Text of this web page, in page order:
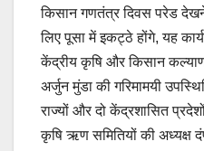
किसान गणतंत्र दिवस परेड
लिए पूसा में इकट्ठे होंगे, यह
केंद्रीय कृषि और किसान
अर्जुन मुंडा की गरिमामयी
राज्यों और दो केंद्रशासित
कृषि ऋण समितियों की अध्यक्ष